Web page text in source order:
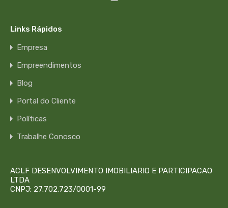
Links Rápidos
Empresa
Empreendimentos
Blog
Portal do Cliente
Políticas
Trabalhe Conosco
ACLF DESENVOLVIMENTO IMOBILIARIO E PARTICIPACAO
LTDA
CNPJ: 27.702.723/0001-99